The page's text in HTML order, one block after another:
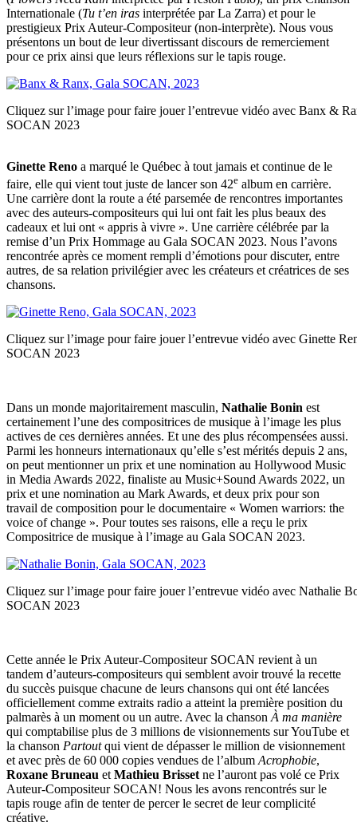
Internationale (Tu t’en iras interprétée par La Zarra) et pour le
prestigieux Prix Auteur-Compositeur (non-interprète). Nous vous
présentons un bout de leur divertissant discours de remerciement
pour ce prix ainsi que leurs réflexions sur le tapis rouge.
Cliquez sur l’image pour faire jouer l’entrevue vidéo avec Banx &
SOCAN 2023
Ginette Reno a marqué le Québec à tout jamais et continue de le
faire, elle qui vient tout juste de lancer son 42e album en carrière.
Une carrière dont la route a été parsemée de rencontres importantes
avec des auteurs-compositeurs qui lui ont fait les plus beaux des
cadeaux et lui ont « appris à vivre ». Une carrière célébrée par la
remise d’un Prix Hommage au Gala SOCAN 2023. Nous l’avons
rencontrée après ce moment rempli d’émotions pour discuter, entre
autres, de sa relation privilégier avec les créateurs et créatrices de ses
chansons.
Cliquez sur l’image pour faire jouer l’entrevue vidéo avec Ginette
SOCAN 2023
Dans un monde majoritairement masculin, Nathalie Bonin est
certainement l’une des compositrices de musique à l’image les plus
actives de ces dernières années. Et une des plus récompensées aussi.
Parmi les honneurs internationaux qu’elle s’est mérités depuis 2 ans,
on peut mentionner un prix et une nomination au Hollywood Music
in Media Awards 2022, finaliste au Music+Sound Awards 2022, un
prix et une nomination au Mark Awards, et deux prix pour son
travail de composition pour le documentaire « Women warriors: the
voice of change ». Pour toutes ses raisons, elle a reçu le prix
Compositrice de musique à l’image au Gala SOCAN 2023.
Cliquez sur l’image pour faire jouer l’entrevue vidéo avec Nathalie
SOCAN 2023
Cette année le Prix Auteur-Compositeur SOCAN revient à un
tandem d’auteurs-compositeurs qui semblent avoir trouvé la recette
du succès puisque chacune de leurs chansons qui ont été lancées
officiellement comme extraits radio a atteint la première position du
palmarès à un moment ou un autre. Avec la chanson À ma manière
qui comptabilise plus de 3 millions de visionnements sur YouTube et
la chanson Partoutqui vient de dépasser le million de visionnement
et avec près de 60 000 copies vendues de l’album Acrophobie,
Roxane Bruneau et Mathieu Brisset ne l’auront pas volé ce Prix
Auteur-Compositeur SOCAN! Nous les avons rencontrés sur le
tapis rouge afin de tenter de percer le secret de leur complicité
créative.